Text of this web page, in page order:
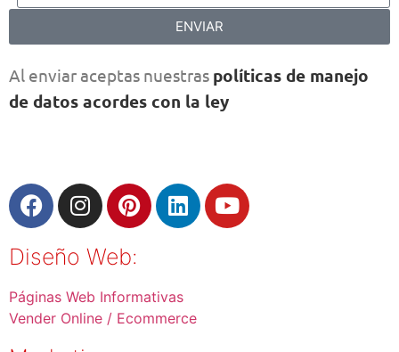
ENVIAR
Al enviar aceptas nuestras políticas de manejo
de datos acordes con la ley
Diseño Web:
Páginas Web Informativas
Vender Online / Ecommerce